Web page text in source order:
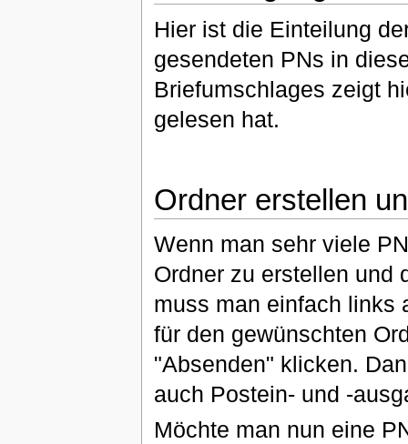
Hier ist die Einteilung
gesendeten PNs in
Briefumschlages zeigt
gelesen hat.
Ordner erstellen
Wenn man sehr viele
Ordner zu erstellen und
muss man einfach links
für den gewünschten
"Absenden" klicken.
auch Postein- und -
Möchte man nun eine